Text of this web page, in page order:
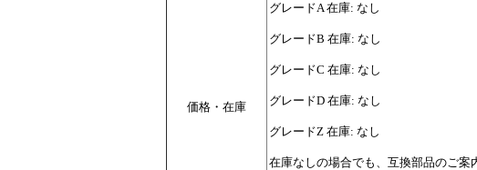
価格・在庫
グレードA 在庫: なし
グレードB 在庫: なし
グレードC 在庫: なし
グレードD 在庫: なし
グレードZ 在庫: なし
在庫なしの場合でも、互換部品のご案